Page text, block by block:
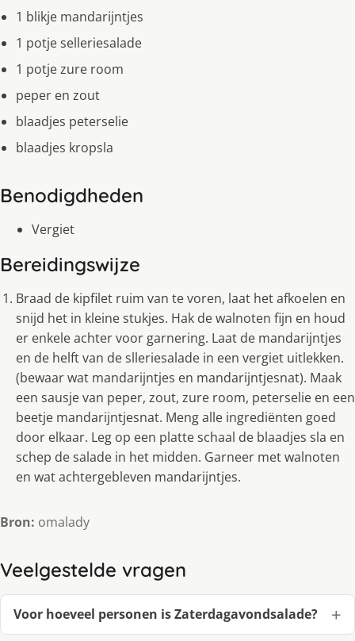
1 blikje mandarijntjes
1 potje selleriesalade
1 potje zure room
peper en zout
blaadjes peterselie
blaadjes kropsla
Benodigdheden
Vergiet
Bereidingswijze
Braad de kipfilet ruim van te voren, laat het afkoelen en
snijd het in kleine stukjes. Hak de walnoten fijn en houd
er enkele achter voor garnering. Laat de mandarijntjes
en de helft van de slleriesalade in een vergiet uitlekken.
(bewaar wat mandarijntjes en mandarijntjesnat). Maak
een sausje van peper, zout, zure room, peterselie en een
beetje mandarijntjesnat. Meng alle ingrediënten goed
door elkaar. Leg op een platte schaal de blaadjes sla en
schep de salade in het midden. Garneer met walnoten
en wat achtergebleven mandarijntjes.
Bron: omalady
Veelgestelde vragen
Voor hoeveel personen is Zaterdagavondsalade?